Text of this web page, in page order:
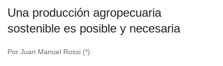
Una producción agropecuaria
sostenible es posible y necesaria
Por Juan Manuel Rossi (*)